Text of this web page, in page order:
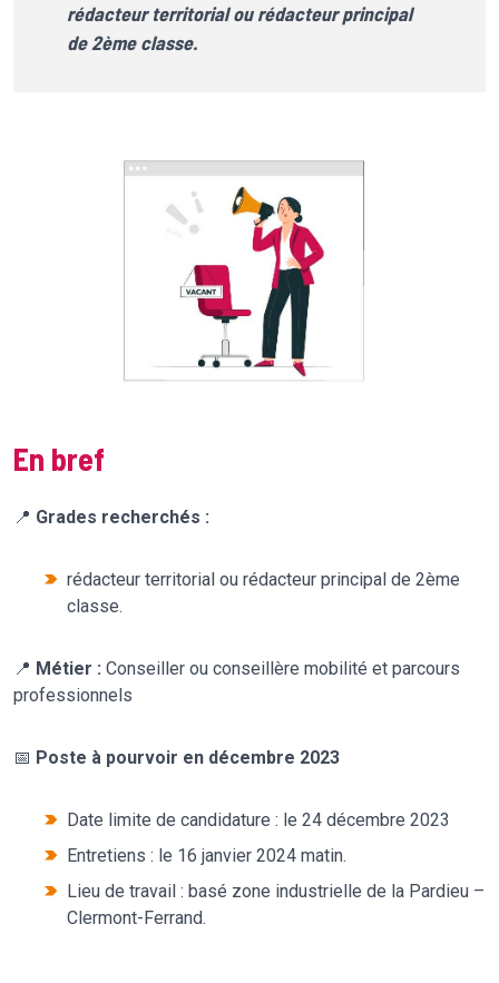
rédacteur territorial ou rédacteur principal
de 2ème classe.
En bref
📍 Grades recherchés :
rédacteur territorial ou rédacteur principal de 2ème
classe.
📍 Métier : Conseiller ou conseillère mobilité et parcours
professionnels
📅 Poste à pourvoir en décembre 2023
Date limite de candidature : le 24 décembre 2023
Entretiens : le 16 janvier 2024 matin.
Lieu de travail : basé zone industrielle de la Pardieu –
Clermont-Ferrand.